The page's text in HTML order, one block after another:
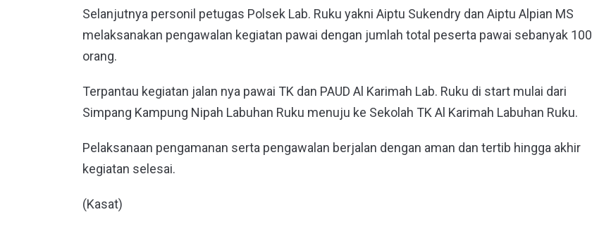
Selanjutnya personil petugas Polsek Lab. Ruku yakni Aiptu Sukendry dan Aiptu Alpian MS
melaksanakan pengawalan kegiatan pawai dengan jumlah total peserta pawai sebanyak 100
orang.
Terpantau kegiatan jalan nya pawai TK dan PAUD Al Karimah Lab. Ruku di start mulai dari
Simpang Kampung Nipah Labuhan Ruku menuju ke Sekolah TK Al Karimah Labuhan Ruku.
Pelaksanaan pengamanan serta pengawalan berjalan dengan aman dan tertib hingga akhir
kegiatan selesai.
(Kasat)